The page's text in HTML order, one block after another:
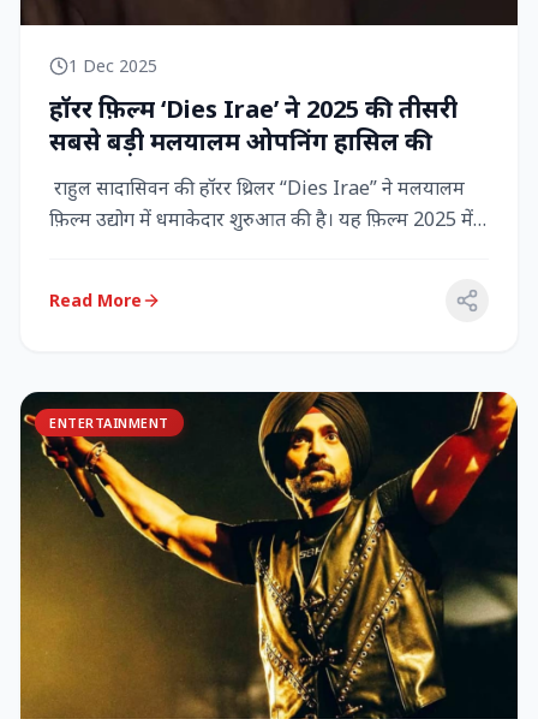
1 Dec 2025
हॉरर फ़िल्म ‘Dies Irae’ ने 2025 की तीसरी
सबसे बड़ी मलयालम ओपनिंग हासिल की
राहुल सादासिवन की हॉरर थ्रिलर “Dies Irae” ने मलयालम
फ़िल्म उद्योग में धमाकेदार शुरुआत की है। यह फ़िल्म 2025 में
Read More
ENTERTAINMENT